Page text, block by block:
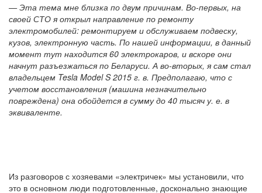
— Эта тема мне близка по двум причинам. Во-первых, на
своей СТО я открыл направление по ремонту
электромобилей: ремонтируем и обслуживаем подвеску,
кузов, электронную часть. По нашей информации, в данный
момент тут находится 60 электрокаров, и вскоре они
начнут разъезжаться по Беларуси. А во-вторых, я сам стал
владельцем Tesla Model S 2015 г. в. Предполагаю, что с
учетом восстановления (машина незначительно
повреждена) она обойдется в сумму до 40 тысяч у. е. в
эквиваленте.
Из разговоров с хозяевами «электричек» мы установили, что
это в основном люди подготовленные, досконально знающие